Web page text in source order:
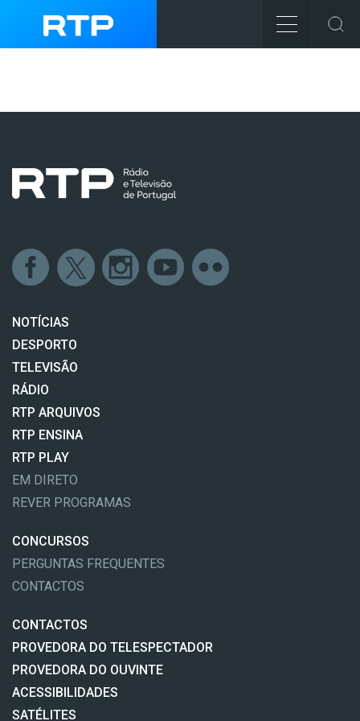
NOTÍCIAS
DESPORTO
TELEVISÃO
RÁDIO
RTP ARQUIVOS
RTP ENSINA
RTP PLAY
EM DIRETO
REVER PROGRAMAS
CONCURSOS
PERGUNTAS FREQUENTES
CONTACTOS
CONTACTOS
PROVEDORA DO TELESPECTADOR
PROVEDORA DO OUVINTE
ACESSIBILIDADES
SATÉLITES